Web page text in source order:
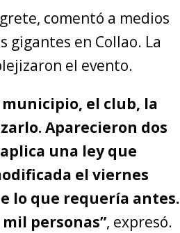
comentó a medios
en Collao. La
el evento.
el club, la
Aparecieron dos
una ley que
el viernes
lo que requería antes.
personas”, expresó.